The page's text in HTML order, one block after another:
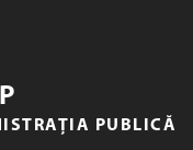
PUBLICĂ